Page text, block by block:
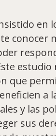
en
conocer
que
a
y las
sus